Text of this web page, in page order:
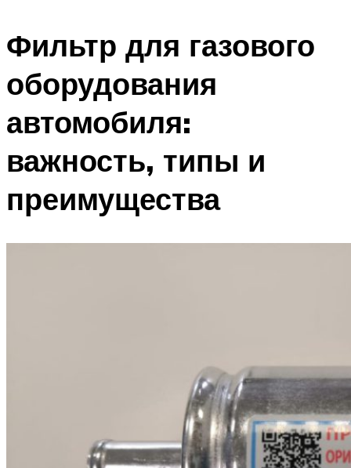
Фильтр для газового
оборудования
автомобиля:
важность, типы и
преимущества